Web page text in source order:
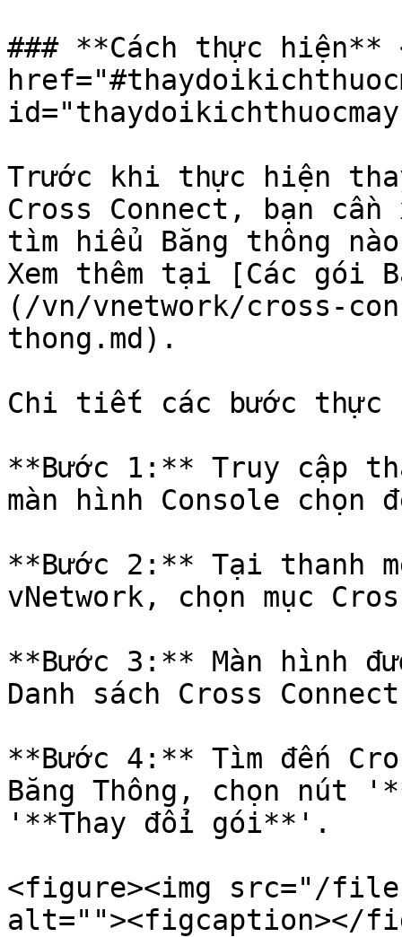
### **Cách thực hiện**
Trước khi thực hiện
Cross Connect, bạn
tìm hiểu Băng thông
Xem thêm tại [Các gói
(/vn/vnetwork/cross-
thong.md).
Chi tiết các bước thực
**Bước 1:** Truy cập
màn hình Console chọn
**Bước 2:** Tại thanh
vNetwork, chọn mục
**Bước 3:** Màn hình
Danh sách Cross
**Bước 4:** Tìm đến
Băng Thông, chọn nút
'**Thay đổi gói**'.
<figure><img src="/
alt=""><figcaption></